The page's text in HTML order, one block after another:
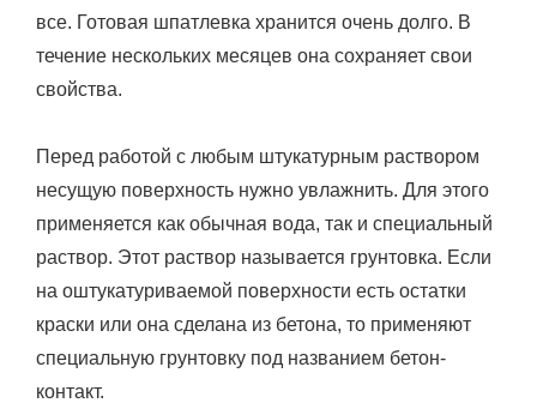
все. Готовая шпатлевка хранится очень долго. В
течение нескольких месяцев она сохраняет свои
свойства.
Перед работой с любым штукатурным раствором
несущую поверхность нужно увлажнить. Для этого
применяется как обычная вода, так и специальный
раствор. Этот раствор называется грунтовка. Если
на оштукатуриваемой поверхности есть остатки
краски или она сделана из бетона, то применяют
специальную грунтовку под названием бетон-
контакт.